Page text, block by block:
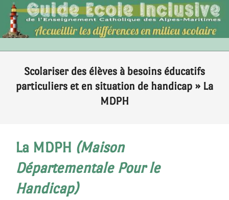
Skip
content
Navigation
Menu
Scolariser des élèves à besoins éducatifs
particuliers et en situation de handicap » La
MDPH
La MDPH (Maison
Départementale Pour le
Handicap)